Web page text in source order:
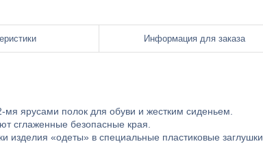
Информация для заказа
ярусами полок для обуви и жестким сиденьем.
сглаженные безопасные края.
изделия «одеты» в специальные пластиковые заглушки,